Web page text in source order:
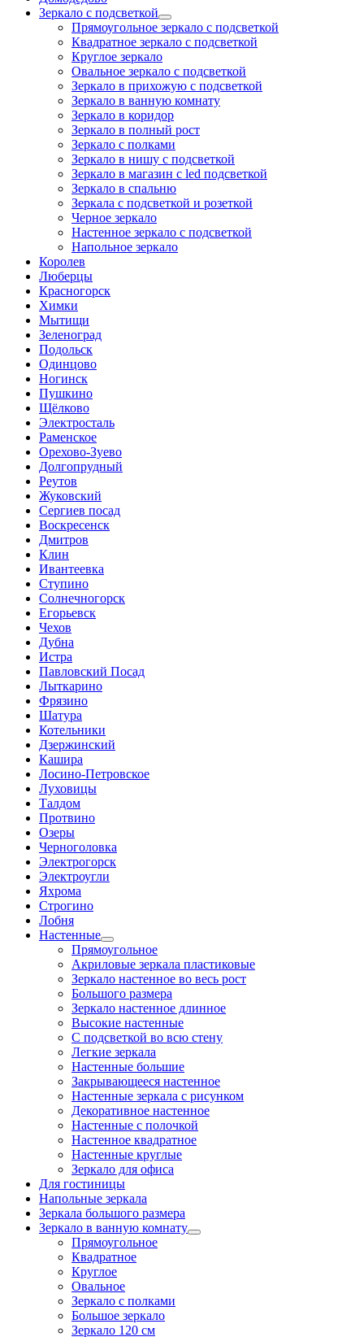
Зеркало с подсветкой
Прямоугольное зеркало с подсветкой
Квадратное зеркало с подсветкой
Круглое зеркало
Овальное зеркало с подсветкой
Зеркало в прихожую с подсветкой
Зеркало в ванную комнату
Зеркало в коридор
Зеркало в полный рост
Зеркало с полками
Зеркало в нишу с подсветкой
Зеркало в магазин с led подсветкой
Зеркало в спальню
Зеркала с подсветкой и розеткой
Черное зеркало
Настенное зеркало с подсветкой
Напольное зеркало
Королев
Люберцы
Красногорск
Химки
Мытищи
Зеленоград
Подольск
Одинцово
Ногинск
Пушкино
Щёлково
Электросталь
Раменское
Орехово-Зуево
Долгопрудный
Реутов
Жуковский
Сергиев посад
Воскресенск
Дмитров
Клин
Ивантеевка
Ступино
Солнечногорск
Егорьевск
Чехов
Дубна
Истра
Павловский Посад
Лыткарино
Фрязино
Шатура
Котельники
Дзержинский
Кашира
Лосино-Петровское
Луховицы
Талдом
Протвино
Озеры
Черноголовка
Электрогорск
Электроугли
Яхрома
Строгино
Лобня
Настенные
Прямоугольное
Акриловые зеркала пластиковые
Зеркало настенное во весь рост
Большого размера
Зеркало настенное длинное
Высокие настенные
С подсветкой во всю стену
Легкие зеркала
Настенные большие
Закрывающееся настенное
Настенные зеркала с рисунком
Декоративное настенное
Настенные с полочкой
Настенное квадратное
Настенные круглые
Зеркало для офиса
Для гостиницы
Напольные зеркала
Зеркала большого размера
Зеркало в ванную комнату
Прямоугольное
Квадратное
Круглое
Овальное
Зеркало с полками
Большое зеркало
Зеркало 120 см